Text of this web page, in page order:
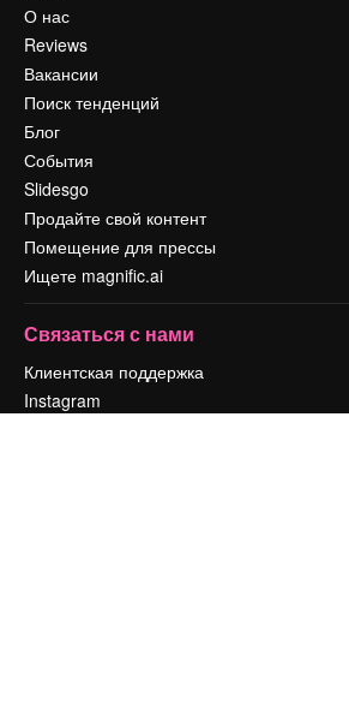
О нас
Reviews
Вакансии
Поиск тенденций
Блог
События
Slidesgo
Продайте свой контент
Помещение для прессы
Ищете magnific.ai
Связаться с нами
Клиентская поддержка
Instagram